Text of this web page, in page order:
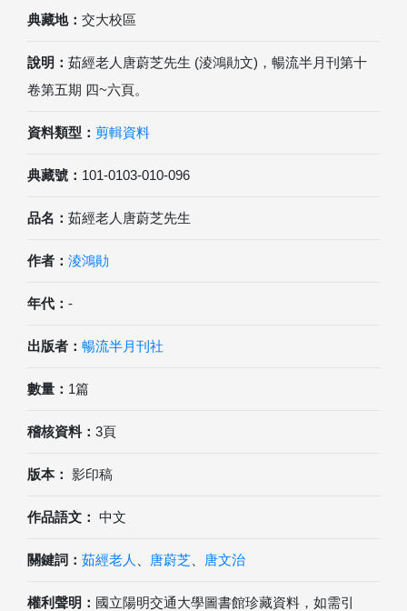
典藏地： 交大校區
說明： 茹經老人唐蔚芝先生 (淩鴻勛文)，暢流半月刊第十
卷第五期 四~六頁。
資料類型： 剪輯資料
典藏號： 101-0103-010-096
品名： 茹經老人唐蔚芝先生
作者： 淩鴻勛
年代： -
出版者： 暢流半月刊社
數量： 1篇
稽核資料： 3頁
版本： 影印稿
作品語文： 中文
關鍵詞： 茹經老人 唐蔚芝 唐文治
權利聲明： 國立陽明交通大學圖書館珍藏資料，如需引